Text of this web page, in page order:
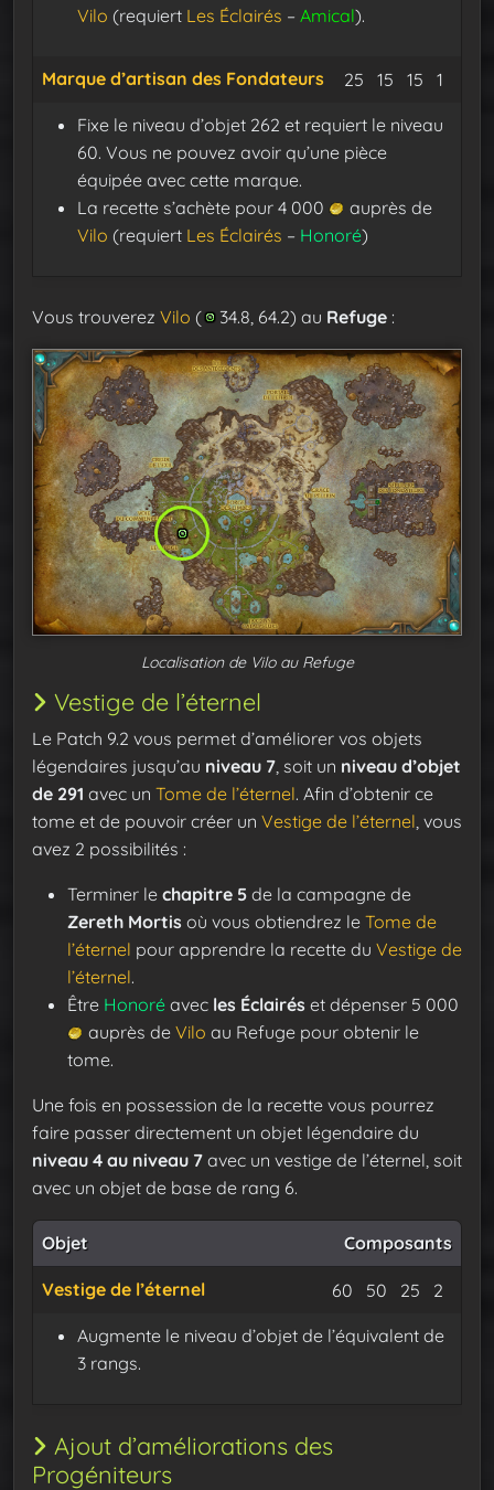
Vilo (requiert Les Éclairés – Amical).
Marque d’artisan des Fondateurs 25 Protofibres de
15 Suaire
15 Fil de
1
Fixe le niveau d’objet 262 et requiert le niveau
60. Vous ne pouvez avoir qu’une pièce
équipée avec cette marque.
La recette s’achète pour 4 000
auprès de
Vilo (requiert Les Éclairés – Honoré)
Vous trouverez Vilo ( 34.8, 64.2) au Refuge :
Localisation de Vilo au Refuge
Vestige de l’éternel
Le Patch 9.2 vous permet d’améliorer vos objets
légendaires jusqu’au niveau 7 , soit un niveau d’objet
de 291 avec un Tome de l’éternel. Afin d’obtenir ce
tome et de pouvoir créer un Vestige de l’éternel , vous
avez 2 possibilités :
Terminer le chapitre 5 de la campagne de
Zereth Mortis où vous obtiendrez le Tome de
l’éternel pour apprendre la recette du Vestige de
l’éternel.
Être Honoré avec les Éclairés et dépenser 5 000
auprès de Vilo au Refuge pour obtenir le
tome.
Une fois en possession de la recette vous pourrez
faire passer directement un objet légendaire du
niveau 4 au niveau 7 avec un vestige de l’éternel, soit
avec un objet de base de rang 6.
Objet Composants
Vestige de l’éternel 60 Protofibres de
50 Soie
25 Fil de
2
Augmente le niveau d’objet de l’équivalent de
3 rangs.
Ajout d’améliorations des
Progéniteurs